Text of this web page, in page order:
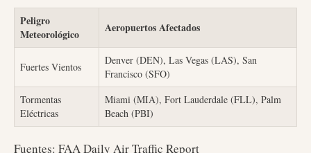
Peligro
Meteorológico
Aeropuertos Afectados
Fuertes Vientos
Denver (DEN), Las Vegas (LAS), San
Francisco (SFO)
Tormentas
Eléctricas
Miami (MIA), Fort Lauderdale (FLL), Palm
Beach (PBI)
Fuentes: FAA Daily Air Traffic Report